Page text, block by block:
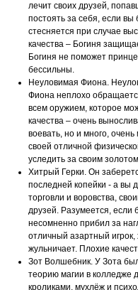
лечит своих друзей,
постоять за себя, если вы
стесняется при случае
качества – Богиня
Богиня не поможет
бессильны.
Неуловимая Фиона.
Фиона неплохо
всем оружием, которое
качества – очень
воевать, но и много,
своей отличной
уследить за своим
Хитрый Герки. Он
последней копейки - а вы
торговли и воровства,
друзей. Разумеется, если
несомненно прибил за
отличный азартный игрок,
жульничает. Плохие
Зот Волшебник. У Зота
теорию магии в колледже
кроликами, мухлёж и